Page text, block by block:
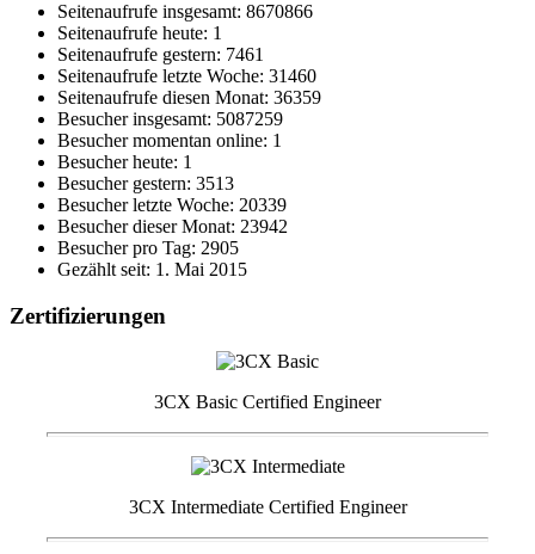
Seitenaufrufe insgesamt: 8670866
Seitenaufrufe heute: 1
Seitenaufrufe gestern: 7461
Seitenaufrufe letzte Woche: 31460
Seitenaufrufe diesen Monat: 36359
Besucher insgesamt: 5087259
Besucher momentan online: 1
Besucher heute: 1
Besucher gestern: 3513
Besucher letzte Woche: 20339
Besucher dieser Monat: 23942
Besucher pro Tag: 2905
Gezählt seit: 1. Mai 2015
Zertifizierungen
3CX Basic Certified Engineer
3CX Intermediate Certified Engineer